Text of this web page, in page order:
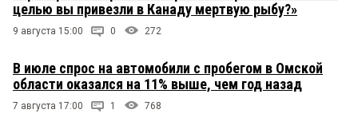
целью вы привезли в Канаду мертвую рыбу?»
9 августа 15:00 0 272
В июле спрос на автомобили с пробегом в Омской
области оказался на 11% выше, чем год назад
7 августа 17:00 1 768